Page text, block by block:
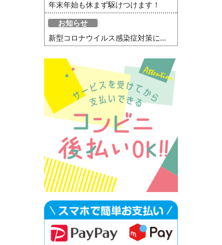
年末年始も休まず駆けつけます！
お知らせ
新型コロナウイルス感染症対策に...